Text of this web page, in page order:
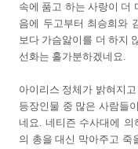
속에 품고 하는 사랑이 더
음에 두고부터 최승희와
보다 가슴앓이를 더 하지
선화는 홀가분하겠네요.
아이리스 정체가 밝혀지
등장인물 중 많은 사람들
네요. 네티즌 수사대에
의 총을 대신 막아주고 죽